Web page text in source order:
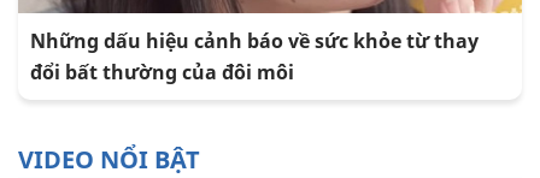
Những dấu hiệu cảnh báo về sức khỏe từ thay
đổi bất thường của đôi môi
VIDEO NỔI BẬT